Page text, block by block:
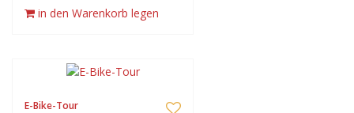
in den Warenkorb legen
E-Bike-Tour